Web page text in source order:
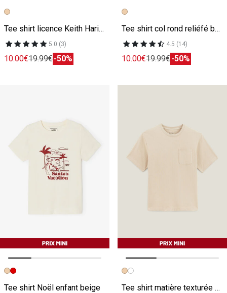
Image précédente
Image suivante
Tee shirt licence Keith Haring beige
5.0 (3)
10.00€19.99€-50%
Image précédente
Image suivante
Tee shirt col rond reliéfé beige
4.5 (14)
10.00€19.99€-50%
Image précédente
Image suivante
Tee shirt Noël enfant beige
Image précédente
Image suivante
Tee shirt matière texturée col rond beige